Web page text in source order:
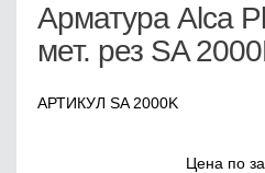
Арматура Alca
мет. рез SA
АРТИКУЛ SA 2000K
Цена по